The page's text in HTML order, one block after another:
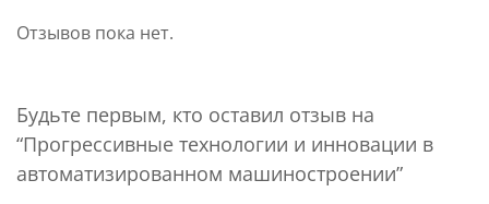
Отзывов пока нет.
Будьте первым, кто оставил отзыв на
“Прогрессивные технологии и инновации в
автоматизированном машиностроении”